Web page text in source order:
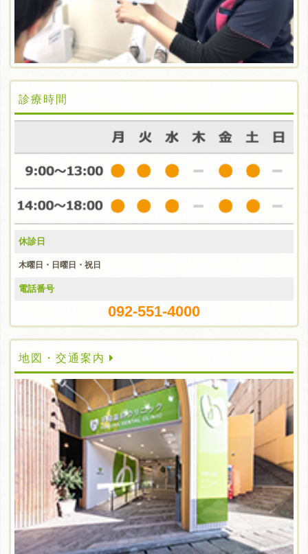
診療時間
休診日
木曜日・日曜日・祝日
電話番号
092-551-4000
地図・交通案内